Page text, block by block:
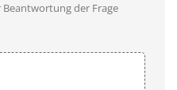
der Frage